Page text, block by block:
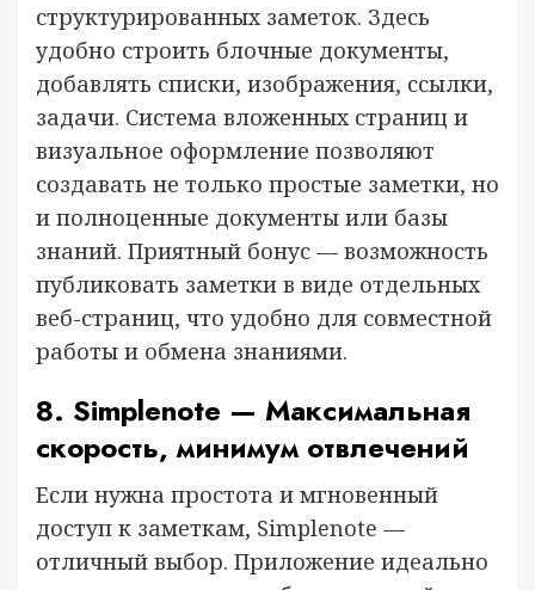
структурированных заметок. Здесь
удобно строить блочные документы,
добавлять списки, изображения, ссылки,
задачи. Система вложенных страниц и
визуальное оформление позволяют
создавать не только простые заметки, но
и полноценные документы или базы
знаний. Приятный бонус — возможность
публиковать заметки в виде отдельных
веб-страниц, что удобно для совместной
работы и обмена знаниями.
8. Simplenote — Максимальная
скорость, минимум отвлечений
Если нужна простота и мгновенный
доступ к заметкам, Simplenote —
отличный выбор. Приложение идеально